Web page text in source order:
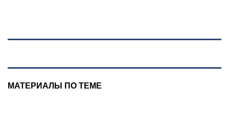
Сызрани
МАТЕРИАЛЫ ПО ТЕМЕ